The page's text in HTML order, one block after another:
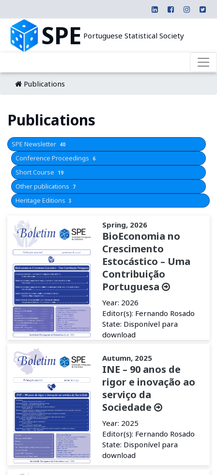
SPE Portuguese Statistical Society
Publications
Publications
SPE Newsletter 40
Conference Proceedings 6
Short Course 19
Other publications 7
Heritage Editions 3
Spring, 2026
BioEconomia no
Crescimento
Estocástico – Uma
Contribuição
Portuguesa
Year: 2026
Editor(s): Fernando Rosado
State: Disponível para
download
Autumn, 2025
INE – 90 anos de
rigor e inovação ao
serviço da
Sociedade
Year: 2025
Editor(s): Fernando Rosado
State: Disponível para
download